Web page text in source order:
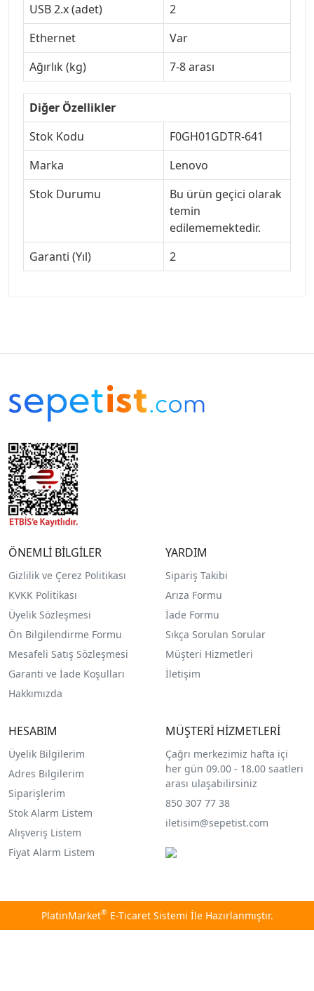
USB 2.x (adet)
2
Ethernet
Var
Ağırlık (kg)
7-8 arası
Diğer Özellikler
Stok Kodu
F0GH01GDTR-641
Marka
Lenovo
Stok Durumu
Bu ürün geçici olarak
temin
edilememektedir.
Garanti (Yıl)
2
ÖNEMLİ BİLGİLER
Gizlilik ve Çerez Politikası
KVKK Politikası
Üyelik Sözleşmesi
Ön Bilgilendirme Formu
Mesafeli Satış Sözleşmesi
Garanti ve İade Koşulları
Hakkımızda
YARDIM
Sipariş Takibi
Arıza Formu
İade Formu
Sıkça Sorulan Sorular
Müşteri Hizmetleri
İletişim
HESABIM
Üyelik Bilgilerim
Adres Bilgilerim
Siparişlerim
Stok Alarm Listem
Alışveriş Listem
Fiyat Alarm Listem
MÜŞTERİ HİZMETLERİ
Çağrı merkezimiz hafta içi
her gün 09.00 - 18.00 saatleri
arası ulaşabilirsiniz
850 307 77 38
iletisim@sepetist.com
PlatinMarket®E-Ticaret Sistemi İle Hazırlanmıştır.